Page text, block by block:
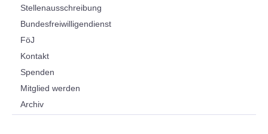
Stellenausschreibung
Bundesfreiwilligendienst
FöJ
Kontakt
Spenden
Mitglied werden
Archiv